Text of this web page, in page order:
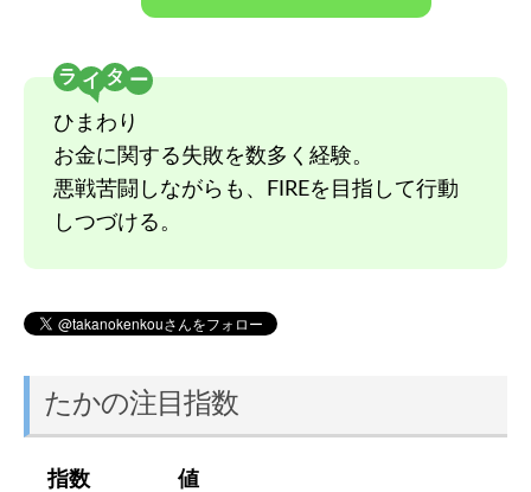
ラ タ
ひまわり
お金に関する失敗を数多く経験。
悪戦苦闘しながらも、FIREを目指して行動
しつづける。
たかの注目指数
指数 値